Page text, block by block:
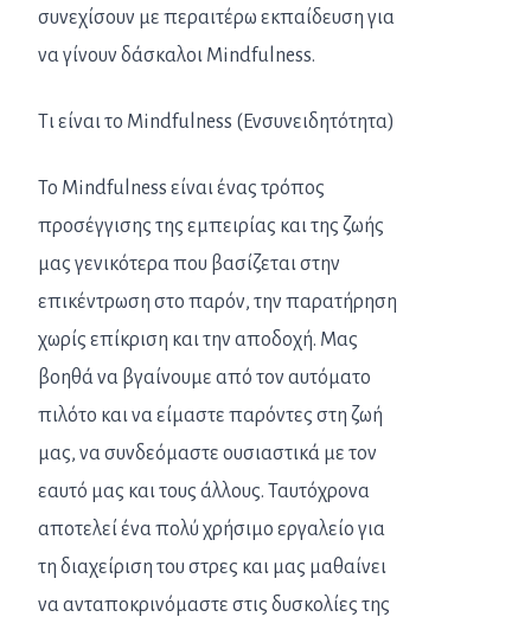
συνεχίσουν με περαιτέρω εκπαίδευση για
να γίνουν δάσκαλοι Mindfulness.
Τι είναι το Mindfulness (Ενσυνειδητότητα)
Το Mindfulness είναι ένας τρόπος
προσέγγισης της εμπειρίας και της ζωής
μας γενικότερα που βασίζεται στην
επικέντρωση στο παρόν, την παρατήρηση
χωρίς επίκριση και την αποδοχή. Μας
βοηθά να βγαίνουμε από τον αυτόματο
πιλότο και να είμαστε παρόντες στη ζωή
μας, να συνδεόμαστε ουσιαστικά με τον
εαυτό μας και τους άλλους. Ταυτόχρονα
αποτελεί ένα πολύ χρήσιμο εργαλείο για
τη διαχείριση του στρες και μας μαθαίνει
να ανταποκρινόμαστε στις δυσκολίες της